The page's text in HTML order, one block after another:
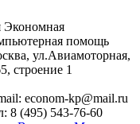
Экономная
помощь
, ул.Авиамоторная,
строение 1
econom-kp@mail.ru
8 (495) 543-76-60